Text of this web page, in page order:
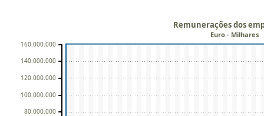
Remunerações dos
Euro - Milhares
80.000.000
100.000.000
120.000.000
140.000.000
160.000.000